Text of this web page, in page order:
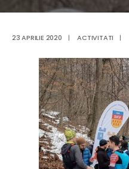
23 APRILIE 2020 | ACTIVITATI |